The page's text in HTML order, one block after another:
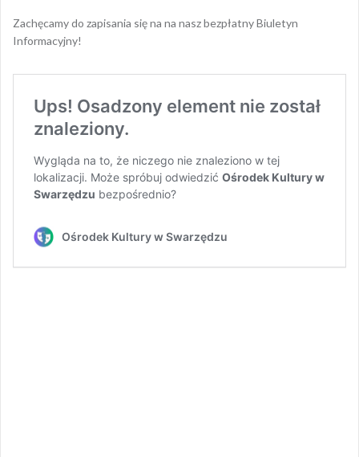
Zachęcamy do zapisania się na na nasz bezpłatny Biuletyn
Informacyjny!